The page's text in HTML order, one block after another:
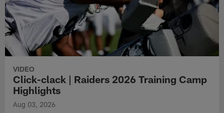
VIDEO
Click-clack | Raiders 2026 Training Camp
Highlights
Aug 03, 2026